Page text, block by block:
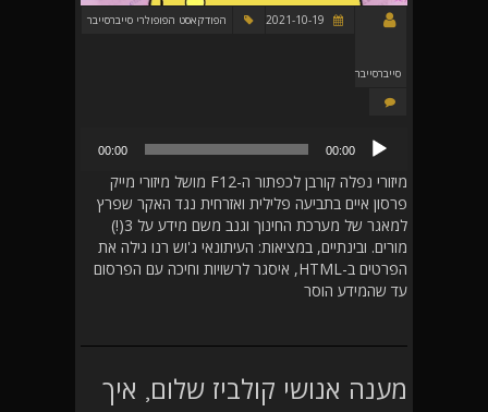
סייברסייבר
הפודקאסט הפופולרי סייברסייבר
אודיו
00:00
00:00
מיזורי נפלה קורבן לכפתור ה-F12 מושל מיזורי מייק
פרסון איים בתביעה פלילית ואזרחית נגד האקר שפרץ
למאגר של מערכת החינוך וגנב משם מידע על 3(!)
מורים. ובינתיים, במציאות: העיתונאי ג'וש רנו גילה את
הפרטים ב-HTML, איסגר לרשויות וחיכה עם הפרסום
עד שהמידע הוסר
מענה אנושי קולביז שלום, איך